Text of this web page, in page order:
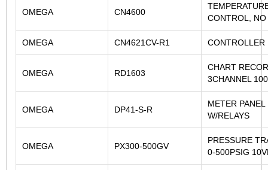
OMEGA CN4600
CONTROL,
OMEGA CN4621CV-R1 CONTROLLER
OMEGA RD1603
CHART
3CHANNEL
OMEGA DP41-S-R
METER
W/RELAYS
OMEGA PX300-500GV
PRESSURE
0-500PSIG